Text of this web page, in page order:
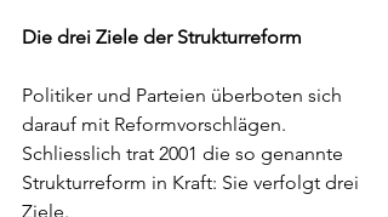
Die drei Ziele der Strukturreform
Politiker und Parteien überboten sich
darauf mit Reformvorschlägen.
Schliesslich trat 2001 die so genannte
Strukturreform in Kraft: Sie verfolgt drei
Ziele.